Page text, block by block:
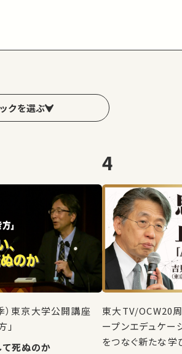
クを選ぶ
）東京大学公開講座
」
て死ぬのか
4
東大TV/OCW20
ープンエデュケー
をつなぐ新たな学